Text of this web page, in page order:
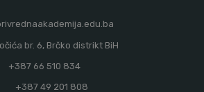
br. 6, Brčko distrikt BiH
+387 66 510 834
+387 49 201 808